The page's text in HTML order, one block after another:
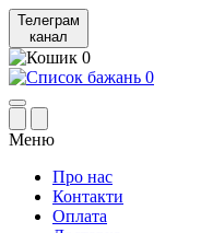
Телеграм
канал
0
0
Меню
Про нас
Контакти
Оплата